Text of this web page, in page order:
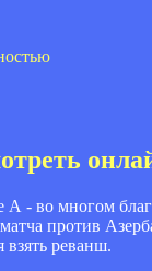
- во многом
против
взять реванш.